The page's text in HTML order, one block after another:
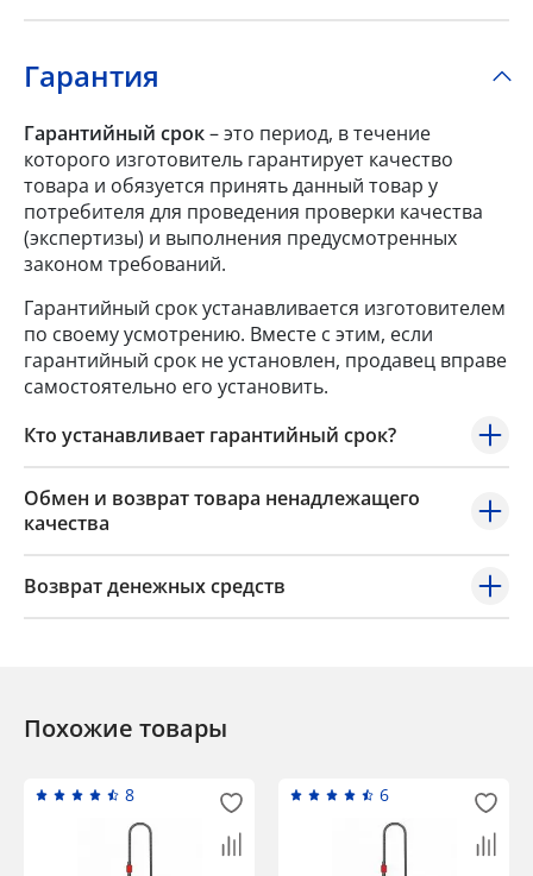
Гарантия
Гарантийный срок– это период, в течение
которого изготовитель гарантирует качество
товара и обязуется принять данный товар у
потребителя для проведения проверки качества
(экспертизы) и выполнения предусмотренных
законом требований.
Гарантийный срок устанавливается изготовителем
по своему усмотрению. Вместе с этим, если
гарантийный срок не установлен, продавец вправе
самостоятельно его установить.
Кто устанавливает гарантийный срок?
Обмен и возврат товара ненадлежащего
качества
Возврат денежных средств
Похожие товары
8 6